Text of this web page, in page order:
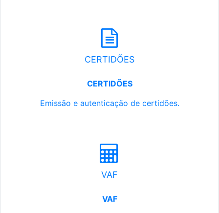
CERTIDÕES
CERTIDÕES
Emissão e autenticação de certidões.
VAF
VAF